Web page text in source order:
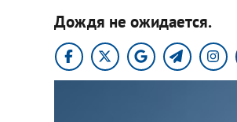
Дождя не ожидается.